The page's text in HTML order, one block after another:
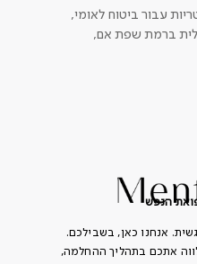
עבור ביטוח לאומי,
ברמת שפת אם,
הנפש
אנחנו כאן, בשבילכם.
אתכם בתהליך ההחלמה,